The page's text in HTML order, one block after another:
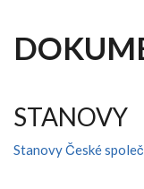
STANOVY
Stanovy České